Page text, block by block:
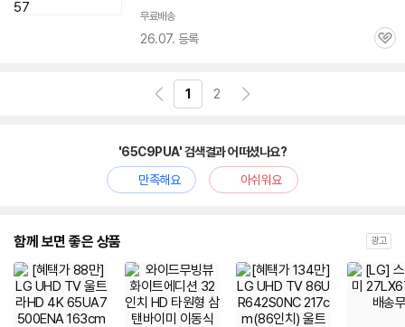
무료배송
26.07. 등록
관
1 2
'65C9PUA' 검색결과 어떠셨나요?
만족해요
아쉬워요
함께 보면 좋은 상품 광고